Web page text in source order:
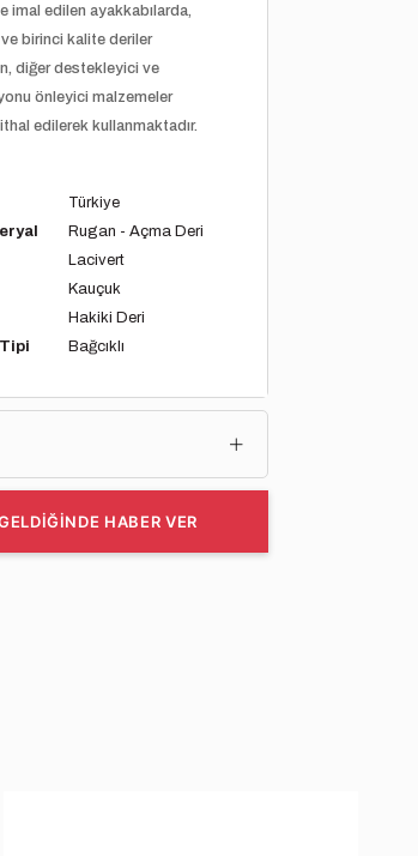
imal edilen ayakkabılarda,
birinci kalite deriler
diğer destekleyici ve
önleyici malzemeler
edilerek kullanmaktadır.
Türkiye
Rugan - Açma Deri
Lacivert
Kauçuk
Hakiki Deri
Bağcıklı
HABER VER